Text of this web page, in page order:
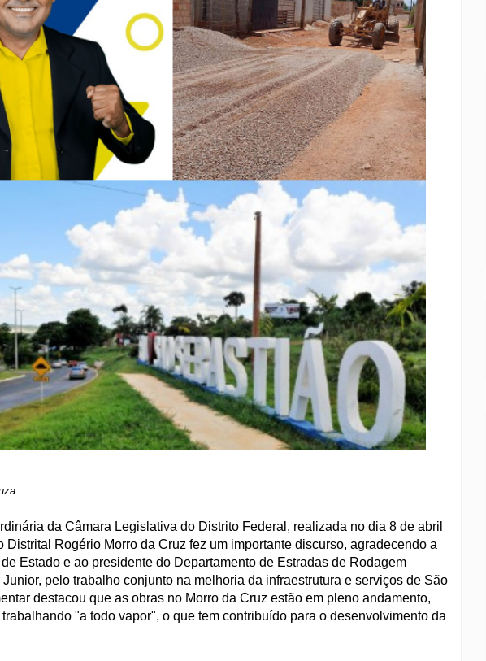
da Câmara Legislativa do Distrito Federal, realizada no dia 8 de abril
Distrital Rogério Morro da Cruz fez um importante discurso, agradecendo a
Estado e ao presidente do Departamento de Estradas de Rodagem
pelo trabalho conjunto na melhoria da infraestrutura e serviços de São
destacou que as obras no Morro da Cruz estão em pleno andamento,
"a todo vapor", o que tem contribuído para o desenvolvimento da